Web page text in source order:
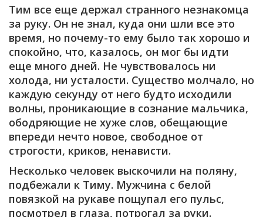
Тим все еще держал странного незнакомца
за руку. Он не знал, куда они шли все это
время, но почему-то ему было так хорошо и
спокойно, что, казалось, он мог бы идти
еще много дней. Не чувствовалось ни
холода, ни усталости. Существо молчало, но
каждую секунду от него будто исходили
волны, проникающие в сознание мальчика,
ободряющие не хуже слов, обещающие
впереди нечто новое, свободное от
строгости, криков, ненависти.
Несколько человек выскочили на поляну,
подбежали к Тиму. Мужчина с белой
повязкой на рукаве пощупал его пульс,
посмотрел в глаза, потрогал за руки.